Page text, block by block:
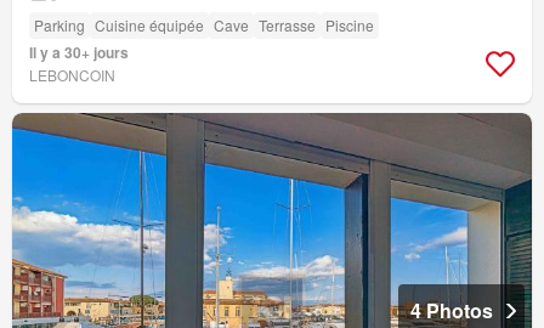
Parking Cuisine équipée Cave Terrasse Piscine
Il y a 30+ jours
LEBONCOIN
4 Photos